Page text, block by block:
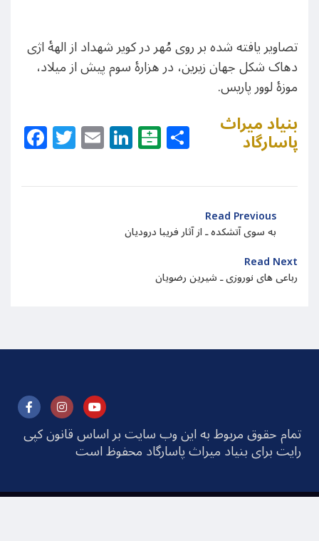
تصاویر یافته شده بر روی مُهر در کویر شهداد از الهۀ اژی
دهاک شکل جهان زیرین، در هزارۀ سوم پیش از میلاد،
موزۀ لوور پاریس.
Facebook
Twitter
EmailLinkedIn
Balatarin
Share
بنیاد میراث
پاسارگاد
Read Previous
به سوی آتشکده ـ از آثار فریبا درودیان
Read Next
رباعی های نوروزی ـ شیرین رضویان
تمام حقوق مربوط به این وب سایت بر اساس قانون کپی
رایت برای بنیاد میراث پاسارگاد محفوظ است